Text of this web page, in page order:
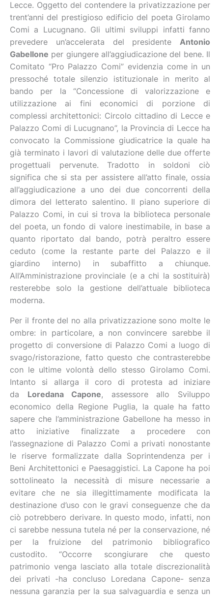
Lecce. Oggetto del contendere la privatizzazione per
trent’anni del prestigioso edificio del poeta Girolamo
Comi a Lucugnano. Gli ultimi sviluppi infatti fanno
prevedere un’accelerata del presidente Antonio
Gabellone per giungere all’aggiudicazione del bene. Il
Comitato “Pro Palazzo Comi” evidenzia come in un
pressoché totale silenzio istituzionale in merito al
bando per la “Concessione di valorizzazione e
utilizzazione ai fini economici di porzione di
complessi architettonici: Circolo cittadino di Lecce e
Palazzo Comi di Lucugnano”, la Provincia di Lecce ha
convocato la Commissione giudicatrice la quale ha
già terminato i lavori di valutazione delle due offerte
progettuali pervenute. Tradotto in soldoni ciò
significa che si sta per assistere all’atto finale, ossia
all’aggiudicazione a uno dei due concorrenti della
dimora del letterato salentino. Il piano superiore di
Palazzo Comi, in cui si trova la biblioteca personale
del poeta, un fondo di valore inestimabile, in base a
quanto riportato dal bando, potrà peraltro essere
ceduto (come la restante parte del Palazzo e il
giardino interno) in subaffitto a chiunque.
All’Amministrazione provinciale (e a chi la sostituirà)
resterebbe solo la gestione dell’attuale biblioteca
moderna.
Per il fronte del no alla privatizzazione sono molte le
ombre: in particolare, a non convincere sarebbe il
progetto di conversione di Palazzo Comi a luogo di
svago/ristorazione, fatto questo che contrasterebbe
con le ultime volontà dello stesso Girolamo Comi.
Intanto si allarga il coro di protesta ad iniziare
da Loredana Capone, assessore allo Sviluppo
economico della Regione Puglia, la quale ha fatto
sapere che l’amministrazione Gabellone ha messo in
atto iniziative finalizzate a procedere con
l’assegnazione di Palazzo Comi a privati nonostante
le riserve formalizzate dalla Soprintendenza per i
Beni Architettonici e Paesaggistici. La Capone ha poi
sottolineato la necessità di misure necessarie a
evitare che ne sia illegittimamente modificata la
destinazione d’uso con le gravi conseguenze che da
ciò potrebbero derivare. In questo modo, infatti, non
ci sarebbe nessuna tutela né per la conservazione, né
per la fruizione del patrimonio bibliografico
custodito. “Occorre scongiurare che questo
patrimonio venga lasciato alla totale discrezionalità
dei privati -ha concluso Loredana Capone- senza
nessuna garanzia per la sua salvaguardia e senza un